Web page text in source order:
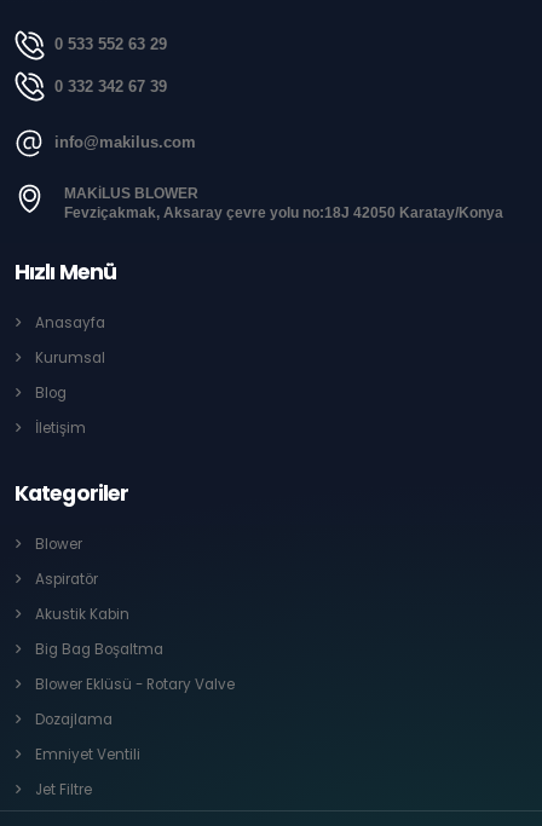
0 533 552 63 29
0 332 342 67 39
info@makilus.com
MAKİLUS BLOWER
Fevziçakmak, Aksaray çevre yolu no:18J 42050 Karatay/Konya
Hızlı Menü
Anasayfa
Kurumsal
Blog
İletişim
Kategoriler
Blower
Aspiratör
Akustik Kabin
Big Bag Boşaltma
Blower Eklüsü - Rotary Valve
Dozajlama
Emniyet Ventili
Jet Filtre